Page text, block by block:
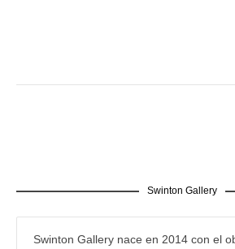
Swinton Gallery
Swinton Gallery nace en 2014 con el